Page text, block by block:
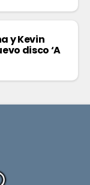
y Kevin
disco ‘A